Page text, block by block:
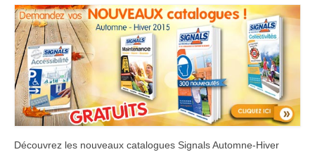
Découvrez les nouveaux catalogues Signals Automne-Hiver